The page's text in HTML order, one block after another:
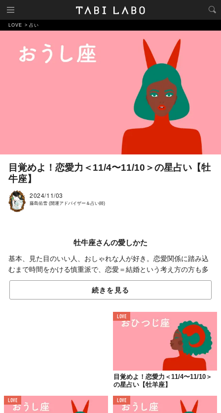
LOVE 占い
目覚めよ！恋愛力＜11/4〜11/10＞の星占い【牡
牛座】
2024/11/03
藤島佑雪 (開運アドバイザー＆占い師)
牡牛座さんの愛しかた
基本、見た目のいい人、おしゃれな人が好き。恋愛関係に踏み込
むまで時間をかける慎重派で、恋愛＝結婚という考え方の方も多
いでしょう。自分の美意識を貫く姿勢は素晴らしいのですが、そ
れって見方によっては頑固とも言えるんですよね。
今週の牡牛座さんは自信をもって、いろんなことに取り組めそ
う。自分で「これだ！」と思うなら、ちょっとお高めのものであ
っても思いきって買ってしまうのもいいでしょう。高級ブランド
のアイテムを身につけることで、さらに自信が深まりそう。た
続きを見る
LOVE
目覚めよ！恋愛力＜11/4〜11/10＞
の星占い【牡羊座】
LOVE LOVE